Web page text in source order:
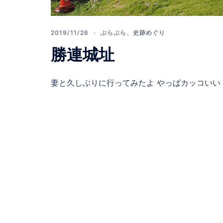
2019/11/26 ぶらぶら 、 史跡めぐり
勝連城址
妻と久しぶりに行ってみたよ やっぱカッコい